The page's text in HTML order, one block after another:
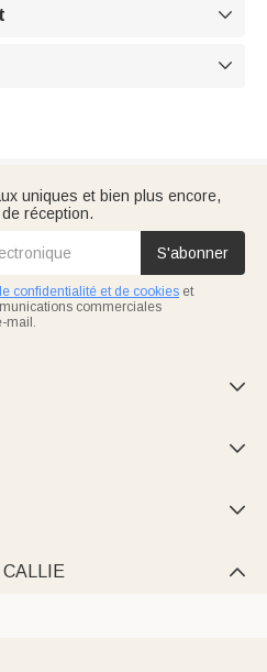


uniques et bien plus encore,
réception.
S'abonner
confidentialité et de cookies et
commerciales
mail.



CALLIE 